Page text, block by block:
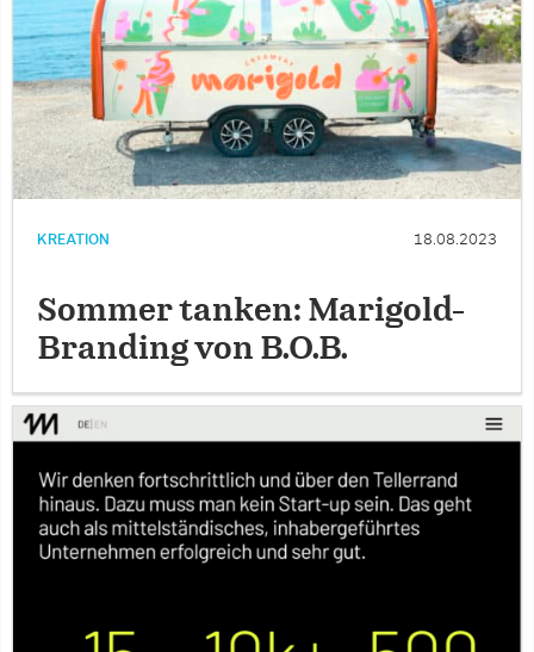
KREATION 18.08.2023
Sommer tanken: Marigold-
Branding von B.O.B.